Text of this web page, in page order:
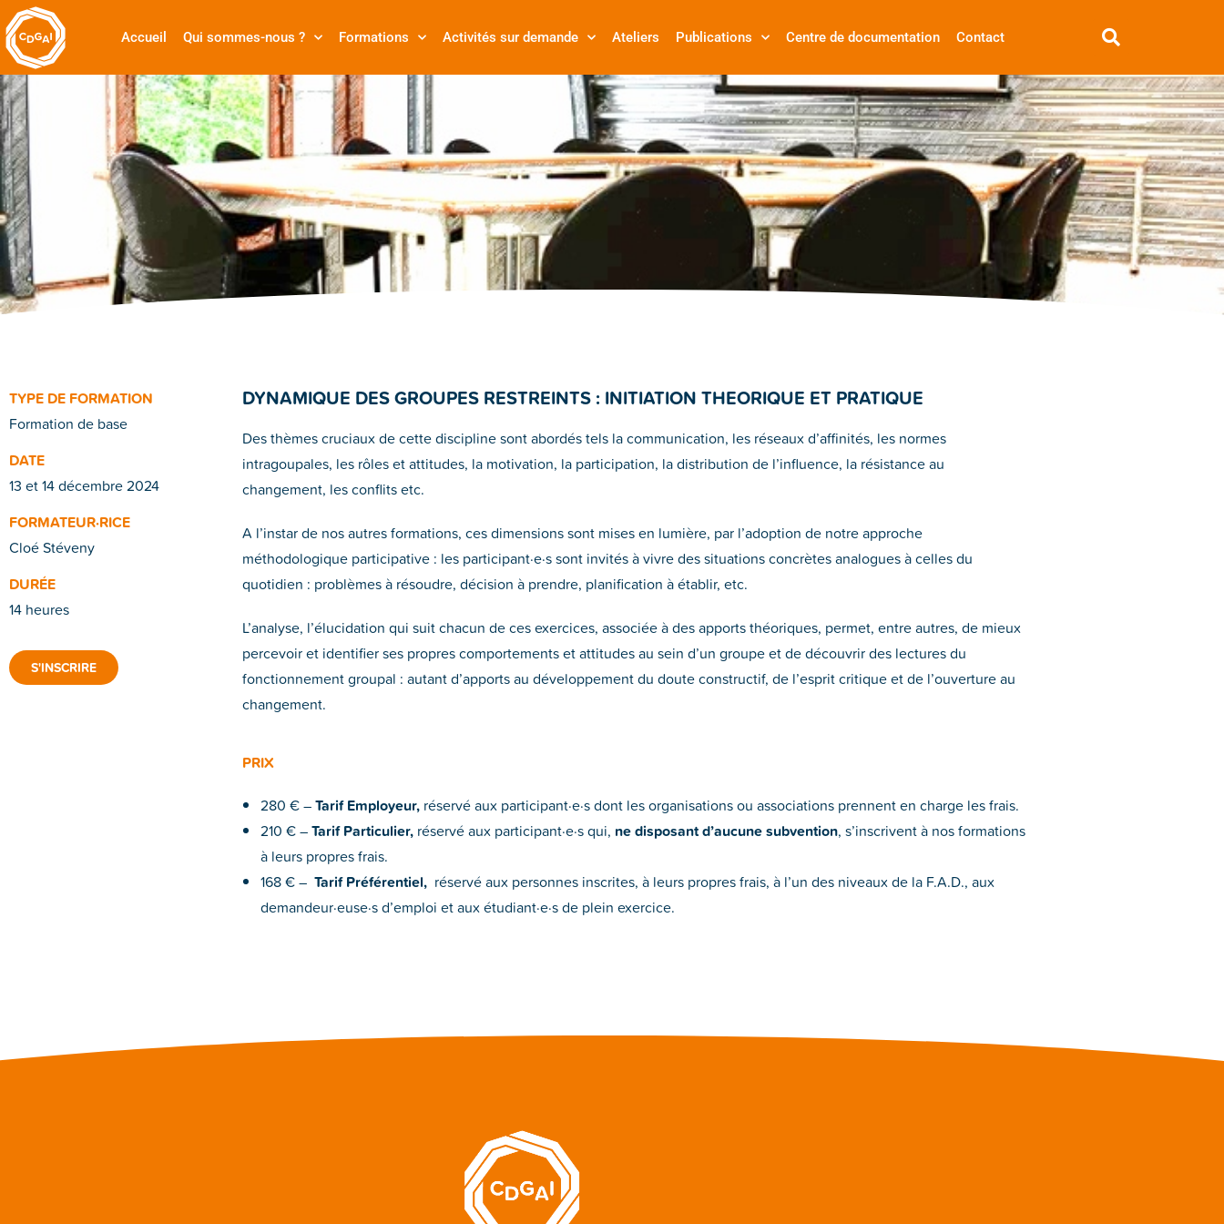
Accueil Qui sommes-nous ? Formations Activités sur demande Ateliers Publications Centre de documentation Contact
TYPE DE FORMATION
Formation de base
DATE
13 et 14 décembre 2024
FORMATEUR·RICE
Cloé Stéveny
DURÉE
14 heures
S'INSCRIRE
DYNAMIQUE DES GROUPES RESTREINTS : INITIATION THEORIQUE ET PRATIQUE
Des thèmes cruciaux de cette discipline sont abordés tels la communication, les réseaux d’affinités, les normes
intragoupales, les rôles et attitudes, la motivation, la participation, la distribution de l’influence, la résistance au
changement, les conflits etc.
A l’instar de nos autres formations, ces dimensions sont mises en lumière, par l’adoption de notre approche
méthodologique participative : les participant·e·s sont invités à vivre des situations concrètes analogues à celles du
quotidien : problèmes à résoudre, décision à prendre, planification à établir, etc.
L’analyse, l’élucidation qui suit chacun de ces exercices, associée à des apports théoriques, permet, entre autres, de mieux
percevoir et identifier ses propres comportements et attitudes au sein d’un groupe et de découvrir des lectures du
fonctionnement groupal : autant d’apports au développement du doute constructif, de l’esprit critique et de l’ouverture au
changement.
PRIX
280 € –Tarif Employeur,réservé aux participant·e·s dont les organisations ou associations prennent en charge les frais.
210 € –Tarif Particulier,réservé aux participant·e·s qui, ne disposant d’aucune subvention, s’inscrivent à nos formations
à leurs propres frais.
168 € – Tarif Préférentiel,réservé aux personnes inscrites, à leurs propres frais, à l’un des niveaux de la F.A.D., aux
demandeur·euse·s d’emploi et aux étudiant·e·s de plein exercice.